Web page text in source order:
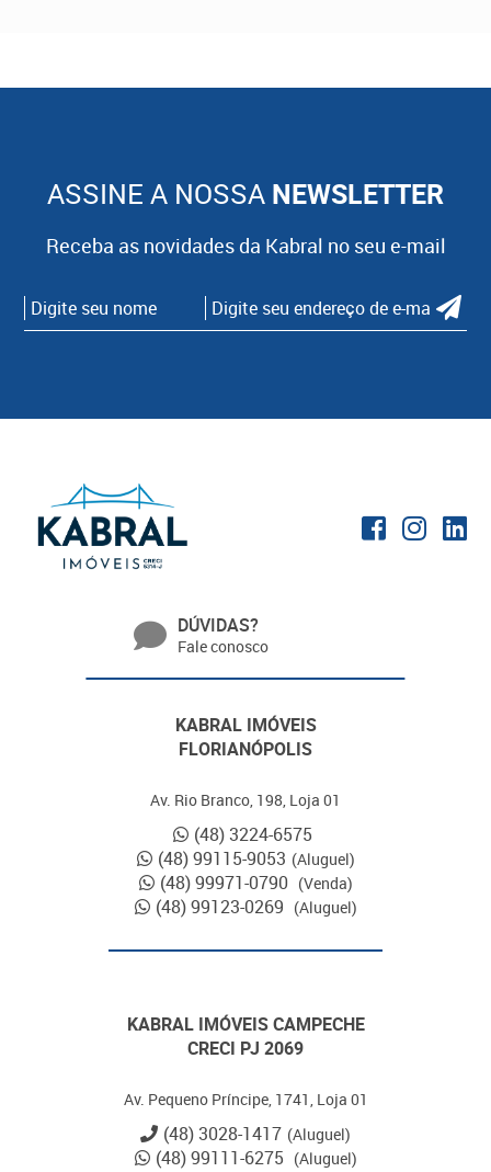
ASSINE A NOSSA NEWSLETTER
Receba as novidades da Kabral no seu e-mail
DÚVIDAS?
Fale conosco
KABRAL IMÓVEIS
FLORIANÓPOLIS
Av. Rio Branco, 198, Loja 01
(48) 3224-6575
(48) 99115-9053 (Aluguel)
(48) 99971-0790 (Venda)
(48) 99123-0269 (Aluguel)
KABRAL IMÓVEIS CAMPECHE
CRECI PJ 2069
Av. Pequeno Príncipe, 1741, Loja 01
(48) 3028-1417 (Aluguel)
(48) 99111-6275 (Aluguel)